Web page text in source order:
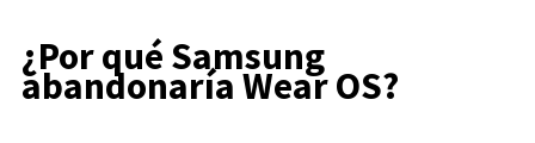
¿Por qué Samsung
abandonaría Wear OS?